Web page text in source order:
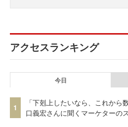
アクセスランキング
今日
1
「下剋上したいなら、これから
口義宏さんに聞くマーケターの